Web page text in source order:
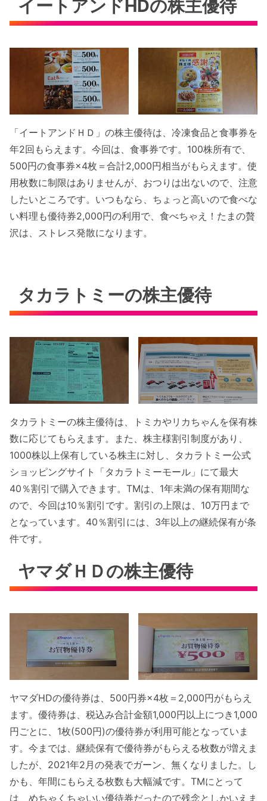
イートアンドHDの株主優待
「イートアンドＨＤ」の株主優待は、冷凍食品と食事券を
年2回もらえます。今回は、食事券です。100株所有で、
500円の食事券×4枚＝合計2,000円相当がもらえます。使
用枚数に制限はありませんが、おつりは出ないので、注意
したいところです。いつもなら、ちょっと高いので食べな
い料理も優待券2,000円の利用で、食べちゃえ！たまの贅
沢は、ストレス発散になります。
タカラトミーの株主優待
タカラトミーの株主優待は、トミカやリカちゃんを保有株
数に応じてもらえます。また、株主様割引制度があり、
1000株以上保有している株主に対し、タカラトミー公式
ショッピングサイト「タカラトミーモール」にて最大
40％割引で購入できます。TMは、1年未満の保有期間な
ので、今回は10％割引です。割引の上限は、10万円まで
となっています。40％割引には、3年以上の継続保有が条
件です。
ヤマダＨＤの株主優待
ヤマダHDの優待券は、500円券×4枚＝2,000円がもらえ
ます。優待券は、税込み合計金額1,000円以上につき1,000
円ごとに、1枚(500円)の優待券が利用可能となっていま
す。今までは、継続保有で優待券がもらえる枚数が増えま
したが、2021年2月の発表でガーン、無くなりました。し
かも、年間にもらえる枚数も大幅減です。TMにとって
は、めちゃくちゃいい優待券だったので残念としかいえま